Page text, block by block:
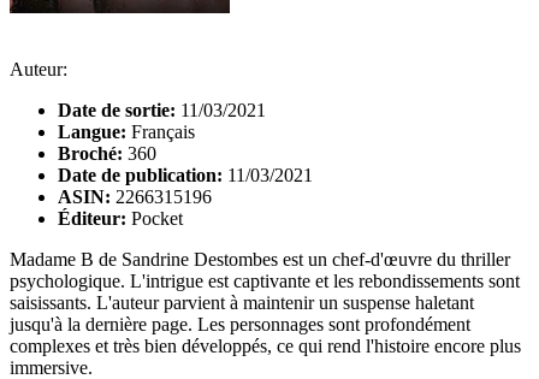
Auteur:
Date de sortie: 11/03/2021
Langue: Français
Broché: 360
Date de publication: 11/03/2021
ASIN: 2266315196
Éditeur: Pocket
Madame B de Sandrine Destombes est un chef-d'œuvre du thriller
psychologique. L'intrigue est captivante et les rebondissements sont
saisissants. L'auteur parvient à maintenir un suspense haletant
jusqu'à la dernière page. Les personnages sont profondément
complexes et très bien développés, ce qui rend l'histoire encore plus
immersive.